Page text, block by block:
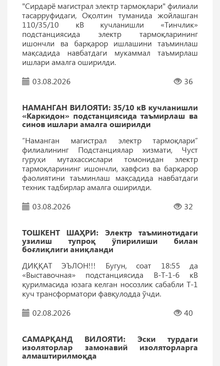
"Сирдарё магистрал электр тармоқлари" филиали
тасарруфидаги, Оқолтин туманида жойлашган
110/35/10 кВ кучланишли «Тинчлик»
подстанциясида электр тармоқларининг
ишончли ва барқарор ишлашини таъминлаш
мақсадида навбатдаги мукаммал таъмирлаш
ишлари амалга оширилди.
03.08.2026
36
НАМАНГАН ВИЛОЯТИ: 35/10 кВ кучланишли
«Каркидон» подстанциясида таъмирлаш ва
синов ишлари амалга оширилди
“Наманган магистрал электр тармоқлари”
филиалининг Подстанциялар хизмати, Чуст
гуруҳи мутахассислари томонидан электр
тармоқларининг ишончли, хавфсиз ва барқарор
фаолиятини таъминлаш мақсадида навбатдаги
техник тадбирлар амалга оширилди.
03.08.2026
32
ТОШКEНТ ШАҲРИ: Электр таъминотидаги
узилиш тупроқ ўпирилиши билан
боғлиқлиги аниқланди
ДИҚҚАТ ЭЪЛОН!!! Бугун, соат 18:55 да
«Выставочная» подстанциясида В-Т-1-6 кВ
қурилмасида юзага келган носозлик сабабли Т-1
куч трансформатори фавқулодда ўчди.
02.08.2026
40
САМАРҚАНД ВИЛОЯТИ: Эски турдаги
изоляторлар замонавий изоляторларга
алмаштирилмоқда